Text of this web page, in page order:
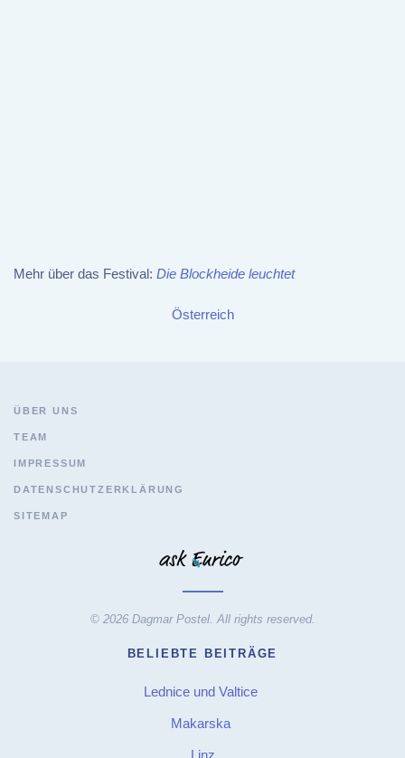
Mehr über das Festival: Die Blockheide leuchtet
Österreich
ÜBER UNS
TEAM
IMPRESSUM
DATENSCHUTZERKLÄRUNG
SITEMAP
© 2026 Dagmar Postel. All rights reserved.
BELIEBTE BEITRÄGE
Lednice und Valtice
Makarska
Linz